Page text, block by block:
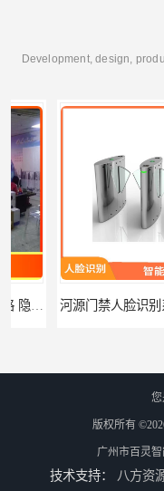
Development, design,
版权所有
广州市百灵
技术支持： 八方资